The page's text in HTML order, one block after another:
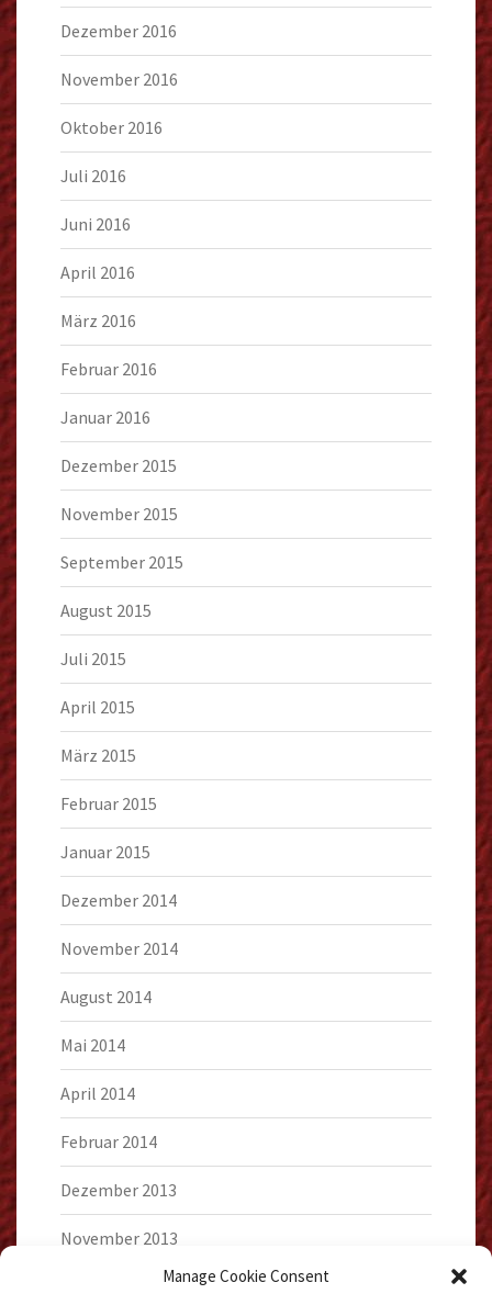
Manage Cookie Consent
Dezember 2016
November 2016
Oktober 2016
Juli 2016
Juni 2016
April 2016
März 2016
Februar 2016
Januar 2016
Dezember 2015
November 2015
September 2015
August 2015
Juli 2015
April 2015
März 2015
Februar 2015
Januar 2015
Dezember 2014
November 2014
August 2014
Mai 2014
April 2014
Februar 2014
Dezember 2013
November 2013